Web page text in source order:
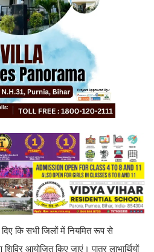
दिए कि सभी जिलों में नियमित रूप से
आयोजित किए जाएं। पात्र लाभार्थियों